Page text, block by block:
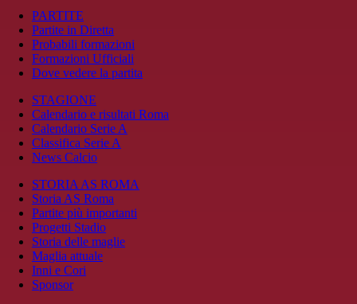
PARTITE
Partite in Diretta
Probabili formazioni
Formazioni Ufficiali
Dove vedere la partita
STAGIONE
Calendario e risultati Roma
Calendario Serie A
Classifica Serie A
News Calcio
STORIA AS ROMA
Storia AS Roma
Partite più importanti
Progetti Stadio
Storia delle maglie
Maglia attuale
Inni e Cori
Sponsor